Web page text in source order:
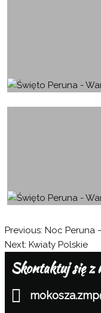
Nawigacja
wpisu
Previous: Noc Peruna
Next: Kwiaty Polskie
Skontaktuj się z